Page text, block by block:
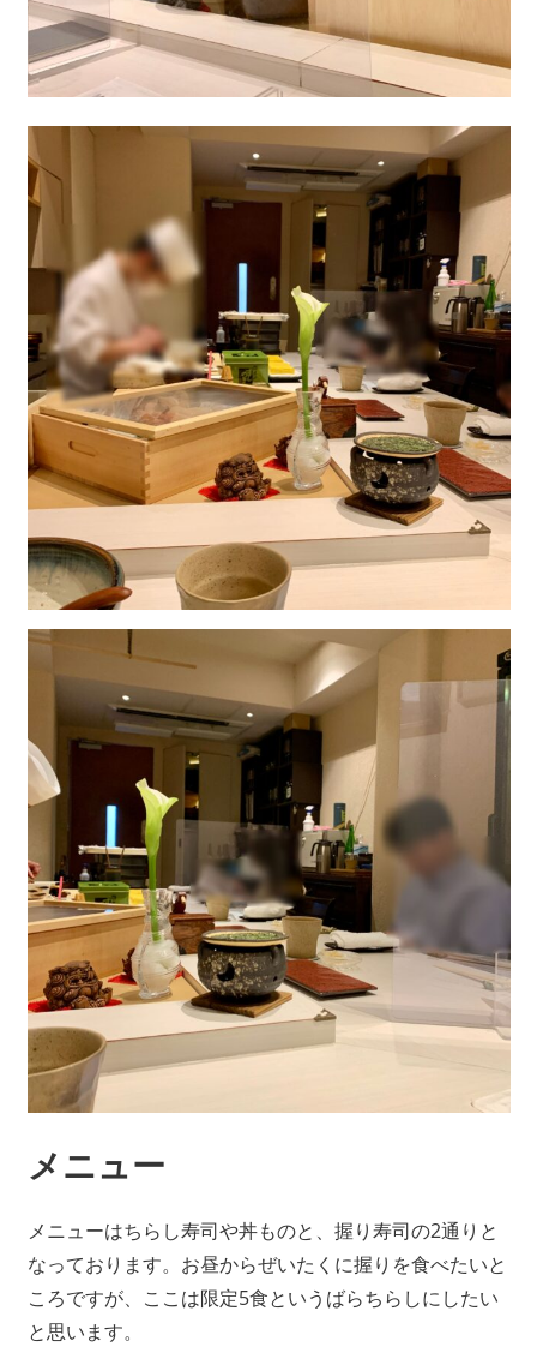
メニュー
メニューはちらし寿司や丼ものと、握り寿司の2通りと
なっております。お昼からぜいたくに握りを食べたいと
ころですが、ここは限定5食というばらちらしにしたい
と思います。